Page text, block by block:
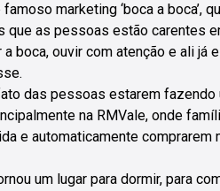
marketing ‘boca a boca’,
que as pessoas estão carentes
boca, ouvir com atenção e ali já
das pessoas estarem fazendo
na RMVale, onde
e automaticamente comprarem
um lugar para dormir, para